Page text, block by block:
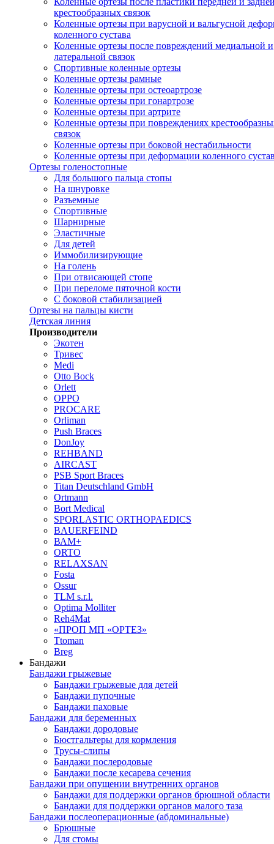
крестообразных связок
Коленные ортезы при варусной и вальгусной
коленного сустава
Коленные ортезы после повреждений медиальной и
латеральной связок
Спортивные коленные ортезы
Коленные ортезы рамные
Коленные ортезы при остеоартрозе
Коленные ортезы при гонартрозе
Коленные ортезы при артрите
Коленные ортезы при повреждениях
связок
Коленные ортезы при боковой нестабильности
Коленные ортезы при деформации коленного
Ортезы голеностопные
Для большого пальца стопы
На шнуровке
Разъемные
Спортивные
Шарнирные
Эластичные
Для детей
Иммобилизирующие
На голень
При отвисающей стопе
При переломе пяточной кости
С боковой стабилизацией
Ортезы на пальцы кисти
Детская линия
Производители
Экотен
Тривес
Medi
Otto Bock
Orlett
OPPO
PROCARE
Orliman
Push Braces
DonJoy
REHBAND
AIRCAST
PSB Sport Braces
Titan Deutschland GmbH
Ortmann
Bort Medical
SPORLASTIC ORTHOPAEDICS
BAUERFEIND
ВАМ+
ORTO
RELAXSAN
Fosta
Ossur
TLM s.r.l.
Optima Molliter
Reh4Mat
«ПРОП МП «ОРТЕЗ»
Ttoman
Breg
Бандажи
Бандажи грыжевые
Бандажи грыжевые для детей
Бандажи пупочные
Бандажи паховые
Бандажи для беременных
Бандажи дородовые
Бюстгальтеры для кормления
Трусы-слипы
Бандажи послеродовые
Бандажи после кесарева сечения
Бандажи при опущении внутренних органов
Бандажи для поддержки органов брюшной области
Бандажи для поддержки органов малого таза
Бандажи послеоперационные (абдоминальные)
Брюшные
Для стомы